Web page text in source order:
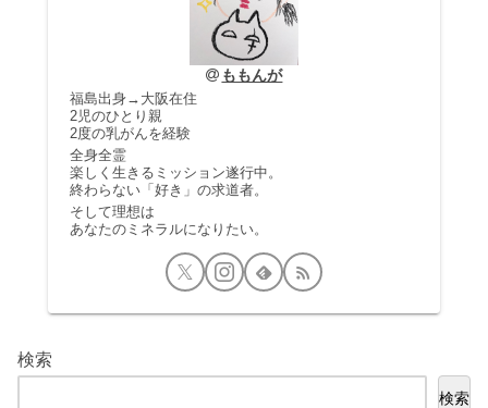
ももんが
福島出身→大阪在住
2児のひとり親
2度の乳がんを経験
全身全霊
楽しく生きるミッション遂行中。
終わらない「好き」の求道者。
そして理想は
あなたのミネラルになりたい。
検索
検索